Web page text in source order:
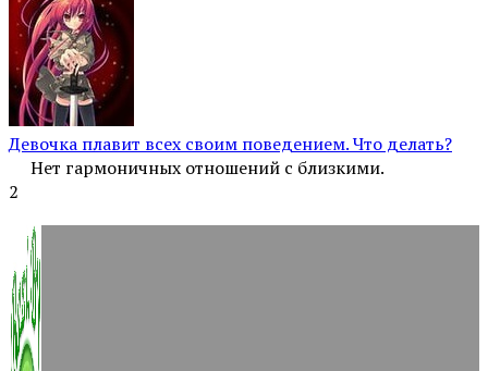
Девочка плавит всех своим поведением. Что делать?
Нет гармоничных отношений с близкими.
2